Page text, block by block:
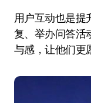
用户互动也是提
复、举办问答活
与感，让他们更